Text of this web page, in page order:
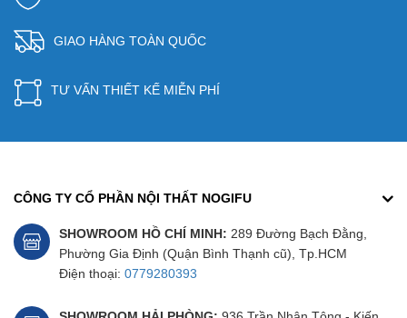
GIAO HÀNG TOÀN QUỐC
TƯ VẤN THIẾT KẾ MIỄN PHÍ
CÔNG TY CỔ PHẦN NỘI THẤT NOGIFU
SHOWROOM HỒ CHÍ MINH: 289 Đường Bạch Đằng,
Phường Gia Định (Quận Bình Thạnh cũ), Tp.HCM
Điện thoại: 0779280393